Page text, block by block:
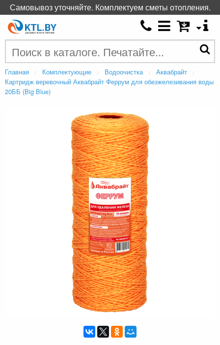
Главная Комплектующие Водоочистка
Аквабрайт
Картридж веревочный Аквабрайт Феррум для обезжелезивания воды
20ББ (Big Blue)
Самовывоз уточняйте. Комплектуем сметы отопления.